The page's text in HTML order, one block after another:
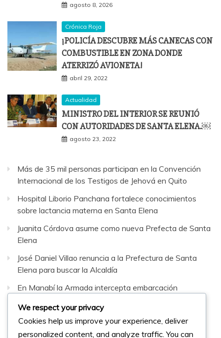
agosto 8, 2026
Crónica Roja
¡POLICÍA DESCUBRE MÁS CANECAS CON
COMBUSTIBLE EN ZONA DONDE
ATERRIZÓ AVIONETA!
abril 29, 2022
Actualidad
MINISTRO DEL INTERIOR SE REUNIÓ
CON AUTORIDADES DE SANTA ELENA.￼
agosto 23, 2022
Más de 35 mil personas participan en la Convención
Internacional de los Testigos de Jehová en Quito
Hospital Liborio Panchana fortalece conocimientos
sobre lactancia materna en Santa Elena
Juanita Córdova asume como nueva Prefecta de Santa
Elena
José Daniel Villao renuncia a la Prefectura de Santa
Elena para buscar la Alcaldía
En Manabí la Armada intercepta embarcación
fiscalización
We respect your privacy
Cookies help us improve your experience, deliver
personalized content, and analyze traffic. You can